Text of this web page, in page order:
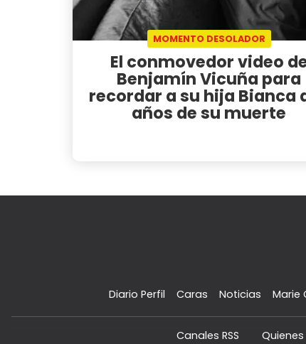
MOMENTO DESOLADOR
El conmovedor video
Benjamín Vicuña para
recordar a su hija Bianca
años de su muerte
Diario Perfil Caras Noticias Marie
Canales RSS